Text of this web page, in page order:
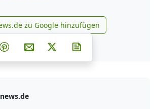
news.de zu Google
zu Google hinzufügen
Teilen auf Facebook
Teilen auf Whatsapp
Teilen auf Telegram
Teilen auf Pinterest
Per E-Mail teilen
Post auf X